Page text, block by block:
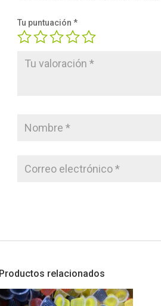
Tu puntuación*
Productos relacionados